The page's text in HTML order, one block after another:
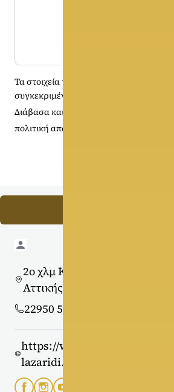
Τα στοιχεία της φόρμας αποστέλλονται
συγκεκριμένη επιχείρηση.
Διάβασα και αποδέχομαι τους όρους
πολιτική απορρήτου
2ο χλμ Καπανδριτίου –
Αττικής
22950 52 213, 22950 52 214
https://www.domaine-
lazaridi.gr/ekdiloseis/